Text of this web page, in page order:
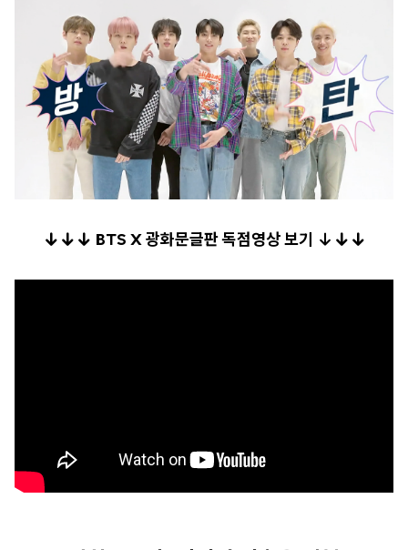
↓ ↓ ↓ BTS X 광화문글판 독점영상 보기 ↓ ↓ ↓